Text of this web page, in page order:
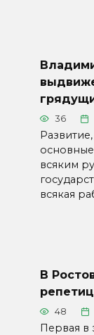
36
всяким
всякая
В
48
Первая в